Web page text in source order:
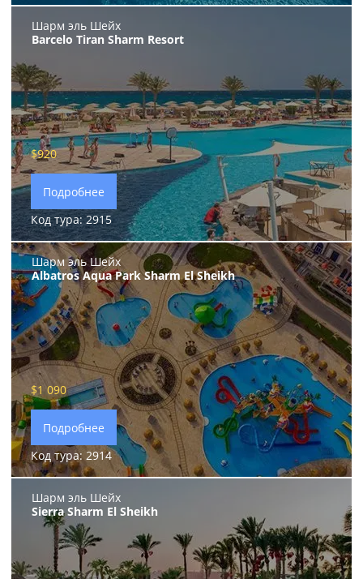
Шарм эль Шейх
Barcelo Tiran Sharm Resort
$920
Подробнее
Код тура: 2915
Шарм эль Шейх
Albatros Aqua Park Sharm El Sheikh
$1 090
Подробнее
Код тура: 2914
Шарм эль Шейх
Sierra Sharm El Sheikh